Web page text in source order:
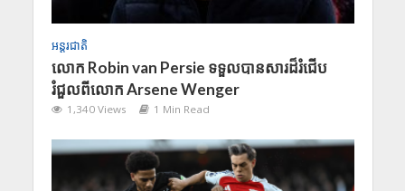
អន្តរជាតិ
លោក Robin van Persie ទទួលបានសារដ៏រំជើប
រំជួលពីលោក Arsene Wenger
1,340 Views 1 Min Read